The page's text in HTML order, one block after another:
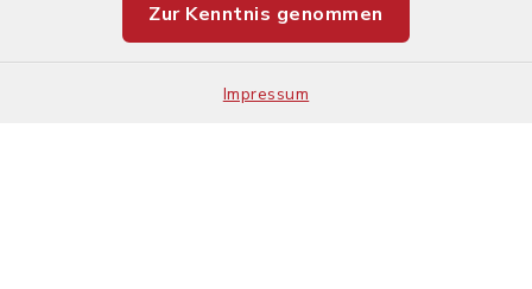
Zur Kenntnis genommen
Impressum
Impressum
Sitemap